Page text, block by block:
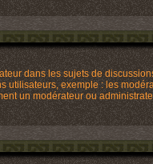
dans les sujets de
exemple : les
un modérateur ou